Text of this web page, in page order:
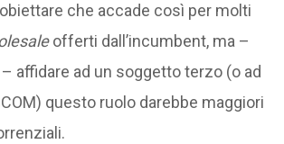
che accade così per molti
offerti dall’incumbent, ma –
affidare ad un soggetto terzo (o ad
questo ruolo darebbe maggiori